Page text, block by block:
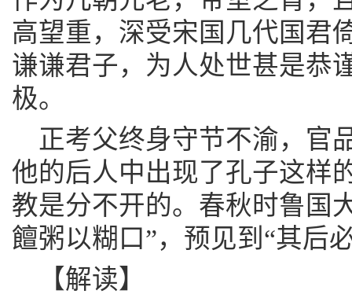
高望重，深受宋国几代国君
谦谦君子，为人处世甚是恭
极。
正考父终身守节不渝，官
他的后人中出现了孔子这样
教是分不开的。春秋时鲁国
饘粥以糊口”，预见到“其后
【解读】